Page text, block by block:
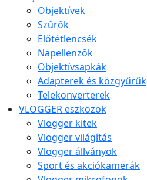
Objektívek
Szűrők
Előtétlencsék
Napellenzők
Objektívsapkák
Adapterek és közgyűrűk
Telekonverterek
VLOGGER eszközök
Vlogger kitek
Vlogger világítás
Vlogger állványok
Sport és akciókamerák